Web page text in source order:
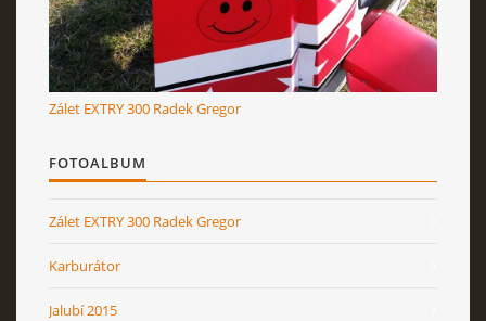
Zálet EXTRY 300 Radek Gregor
FOTOALBUM
Zálet EXTRY 300 Radek Gregor
Karburátor
Jalubí 2015